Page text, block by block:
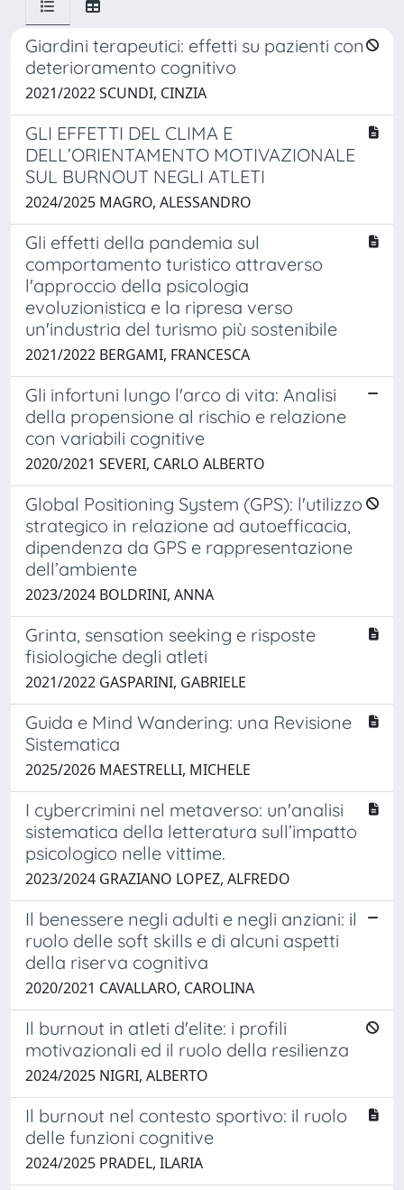
Giardini terapeutici: effetti su pazienti con
deterioramento cognitivo
2021/2022 SCUNDI, CINZIA
GLI EFFETTI DEL CLIMA E
DELL’ORIENTAMENTO MOTIVAZIONALE
SUL BURNOUT NEGLI ATLETI
2024/2025 MAGRO, ALESSANDRO
Gli effetti della pandemia sul
comportamento turistico attraverso
l'approccio della psicologia
evoluzionistica e la ripresa verso
un'industria del turismo più sostenibile
2021/2022 BERGAMI, FRANCESCA
Gli infortuni lungo l'arco di vita: Analisi
della propensione al rischio e relazione
con variabili cognitive
2020/2021 SEVERI, CARLO ALBERTO
Global Positioning System (GPS): l'utilizzo
strategico in relazione ad autoefficacia,
dipendenza da GPS e rappresentazione
dell’ambiente
2023/2024 BOLDRINI, ANNA
Grinta, sensation seeking e risposte
fisiologiche degli atleti
2021/2022 GASPARINI, GABRIELE
Guida e Mind Wandering: una Revisione
Sistematica
2025/2026 MAESTRELLI, MICHELE
I cybercrimini nel metaverso: un'analisi
sistematica della letteratura sull’impatto
psicologico nelle vittime.
2023/2024 GRAZIANO LOPEZ, ALFREDO
Il benessere negli adulti e negli anziani: il
ruolo delle soft skills e di alcuni aspetti
della riserva cognitiva
2020/2021 CAVALLARO, CAROLINA
Il burnout in atleti d'elite: i profili
motivazionali ed il ruolo della resilienza
2024/2025 NIGRI, ALBERTO
Il burnout nel contesto sportivo: il ruolo
delle funzioni cognitive
2024/2025 PRADEL, ILARIA